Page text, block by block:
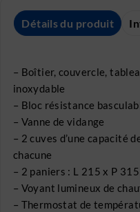
Détails du produit
– Boîtier, couvercle,
inoxydable
– Bloc résistance
– Vanne de vidange
– 2 cuves d’une capacité
chacune
– 2 paniers : L 215 x P
– Voyant lumineux de
– Thermostat de